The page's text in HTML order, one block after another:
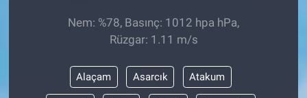
Nem: %78, Basınç: 1012 hpa hPa,
Rüzgar: 1.11 m/s
Alaçam Asarcık Atakum